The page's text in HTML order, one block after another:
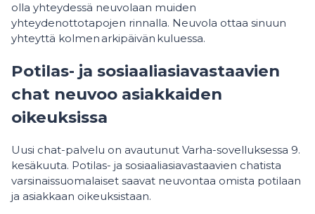
olla yhteydessä neuvolaan muiden
yhteydenottotapojen rinnalla. Neuvola ottaa sinuun
yhteyttä kolmen arkipäivän kuluessa.
Potilas- ja sosiaaliasiavastaavien
chat neuvoo asiakkaiden
oikeuksissa
Uusi chat-palvelu on avautunut Varha-sovelluksessa 9.
kesäkuuta. Potilas- ja sosiaaliasiavastaavien chatista
varsinaissuomalaiset saavat neuvontaa omista potilaan
ja asiakkaan oikeuksistaan.